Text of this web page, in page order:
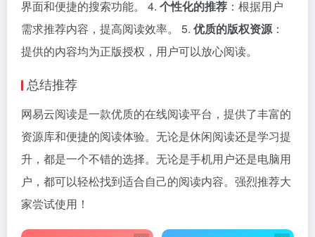
界面和便捷的搜索功能。 4. 个性化的推荐 ：根据用户
需求推荐内容，提高阅读效率。 5. 优质的版权资源：
提供的内容均为正版授权，用户可以放心阅读。
总结推荐
网易云阅读是一款优质的在线阅读平台，提供了丰富的
资源库和便捷的阅读体验。无论是休闲阅读还是学习提
升，都是一个不错的选择。无论是手机用户还是电脑用
户，都可以轻松找到适合自己的阅读内容。强烈推荐大
家尝试使用！